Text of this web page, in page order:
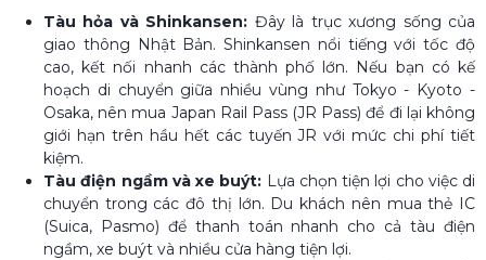
Tàu hỏa và Shinkansen: Đây là trục xương sống của
giao thông Nhật Bản. Shinkansen nổi tiếng với tốc độ
cao, kết nối nhanh các thành phố lớn. Nếu bạn có kế
hoạch di chuyển giữa nhiều vùng như Tokyo - Kyoto -
Osaka, nên mua Japan Rail Pass (JR Pass) để đi lại không
giới hạn trên hầu hết các tuyến JR với mức chi phí tiết
kiệm.
Tàu điện ngầm và xe buýt: Lựa chọn tiện lợi cho việc di
chuyển trong các đô thị lớn. Du khách nên mua thẻ IC
(Suica, Pasmo) để thanh toán nhanh cho cả tàu điện
ngầm, xe buýt và nhiều cửa hàng tiện lợi.